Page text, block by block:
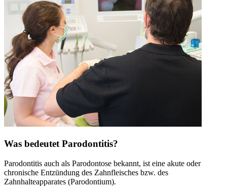
Was bedeutet Parodontitis?
Parodontitis auch als Parodontose bekannt, ist eine akute oder
chronische Entzündung des Zahnfleisches bzw. des
Zahnhalteapparates (Parodontium).